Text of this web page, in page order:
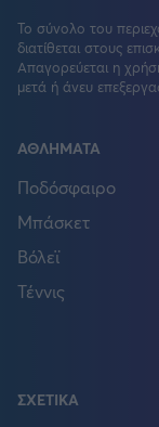
Το σύνολο του
διατίθεται στους
Απαγορεύεται η
μετά ή άνευ
ΑΘΛΗΜΑΤΑ
Ποδόσφαιρο
Μπάσκετ
Βόλεϊ
Τέννις
ΣΧΕΤΙΚΑ